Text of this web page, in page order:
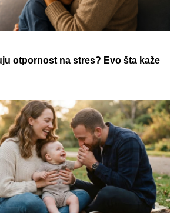
otpornost na stres? Evo šta kaže